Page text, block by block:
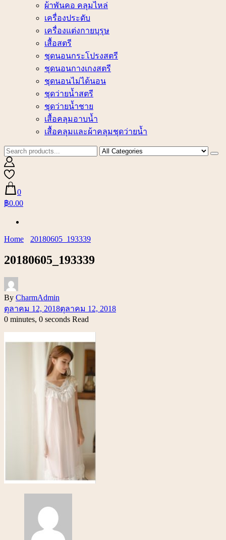
ผ้าพันคอ คลุมไหล่
เครื่องประดับ
เครื่องแต่งกายบุรุษ
เสื้อสตรี
ชุดนอนกระโปรงสตรี
ชุดนอนกางเกงสตรี
ชุดนอนไม่ได้นอน
ชุดว่ายน้ำสตรี
ชุดว่ายน้ำชาย
เสื้อคลุมอาบน้ำ
เสื้อคลุมและผ้าคลุมชุดว่ายน้ำ
0
฿0.00
Home 20180605_193339
20180605_193339
By CharmAdmin
ตุลาคม 12, 2018ตุลาคม 12, 2018
0 minutes, 0 seconds Read